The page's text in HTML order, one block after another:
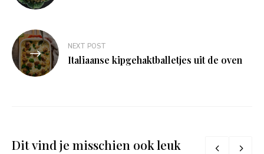
NEXT POST
Italiaanse kipgehaktballetjes uit de oven
Dit vind je misschien ook leuk